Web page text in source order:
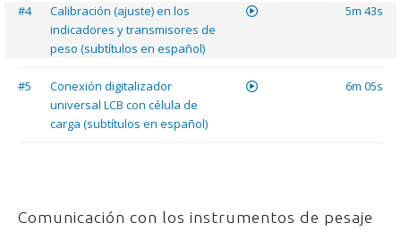
#4
Calibración (ajuste) en los
indicadores y transmisores de
peso (subtítulos en español)
5m 43s
#5
Conexión digitalizador
universal LCB con célula de
carga (subtítulos en español)
6m 05s
Comunicación con los instrumentos de pesaje